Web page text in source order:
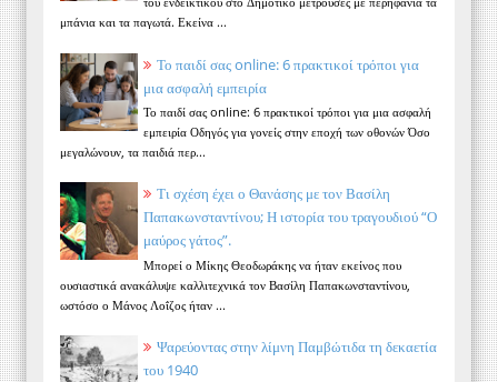
μπάνια και τα παγωτά. Εκείνα ...
Το παιδί σας online: 6 πρακτικοί τρόποι για
μια ασφαλή εμπειρία
Το παιδί σας online: 6 πρακτικοί τρόποι για μια ασφαλή
εμπειρία Οδηγός για γονείς στην εποχή των οθονών Όσο
μεγαλώνουν, τα παιδιά περ...
Τι σχέση έχει ο Θανάσης με τον Βασίλη
Παπακωνσταντίνου; Η ιστορία του τραγουδιού “Ο
μαύρος γάτος”.
Μπορεί ο Μίκης Θεοδωράκης να ήταν εκείνος που
ουσιαστικά ανακάλυψε καλλιτεχνικά τον Βασίλη Παπακωνσταντίνου,
ωστόσο ο Μάνος Λοΐζος ήταν ...
Ψαρεύοντας στην λίμνη Παμβώτιδα τη δεκαετία
του 1940